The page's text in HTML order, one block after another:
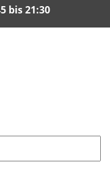
bis 21:30